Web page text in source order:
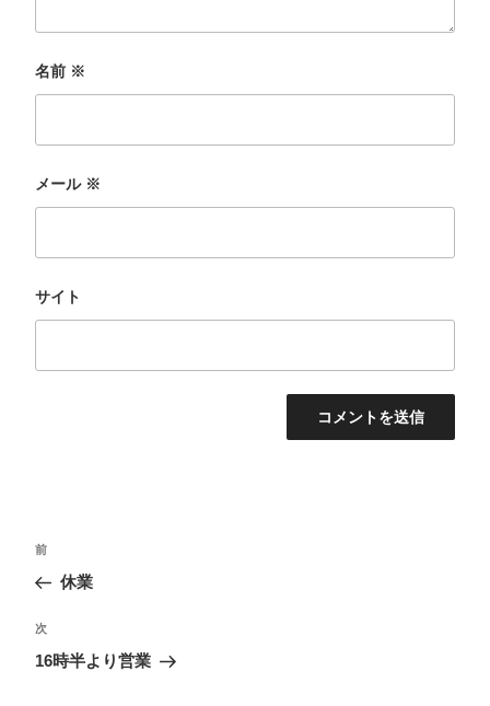
名前 ※
メール ※
サイト
投
ビ
ゲ
過
去
投
前
休業
次
の
次
16時半より営業